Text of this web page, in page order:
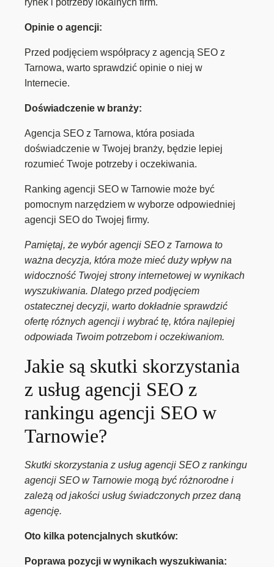
rynek i potrzeby lokalnych firm.
Opinie o agencji:
Przed podjęciem współpracy z agencją SEO z
Tarnowa, warto sprawdzić opinie o niej w
Internecie.
Doświadczenie w branży:
Agencja SEO z Tarnowa, która posiada
doświadczenie w Twojej branży, będzie lepiej
rozumieć Twoje potrzeby i oczekiwania.
Ranking agencji SEO w Tarnowie może być
pomocnym narzędziem w wyborze odpowiedniej
agencji SEO do Twojej firmy.
Pamiętaj, że wybór agencji SEO z Tarnowa to
ważna decyzja, która może mieć duży wpływ na
widoczność Twojej strony internetowej w wynikach
wyszukiwania. Dlatego przed podjęciem
ostatecznej decyzji, warto dokładnie sprawdzić
ofertę różnych agencji i wybrać tę, która najlepiej
odpowiada Twoim potrzebom i oczekiwaniom.
Jakie są skutki skorzystania
z usług agencji SEO z
rankingu agencji SEO w
Tarnowie?
Skutki skorzystania z usług agencji SEO z rankingu
agencji SEO w Tarnowie mogą być różnorodne i
zależą od jakości usług świadczonych przez daną
agencję.
Oto kilka potencjalnych skutków:
Poprawa pozycji w wynikach wyszukiwania: